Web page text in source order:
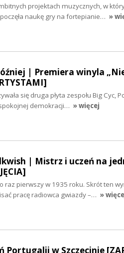
projektach muzycznych, w
naukę gry na fortepianie… »
| Premiera winyla
się druga płyta zespołu Big Cyc,
demokracji… » więcej
| Mistrz i uczeń na
raz pierwszy w 1935 roku. Skrót ten
pracę radiowca gwiazdy –… »
Portugalii w Szczecinie